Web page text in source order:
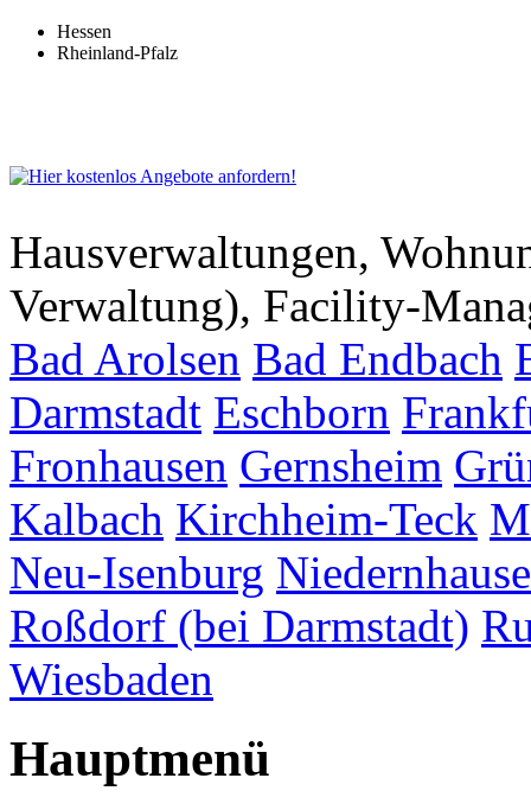
Hessen
Rheinland-Pfalz
Hausverwaltungen,
Verwaltung), Facility-
Bad Arolsen Bad Endbach
Darmstadt Eschborn
Fronhausen Gernsheim
Kalbach Kirchheim-Teck
Neu-Isenburg
Roßdorf (bei Darmstadt)
Wiesbaden
Hauptmenü